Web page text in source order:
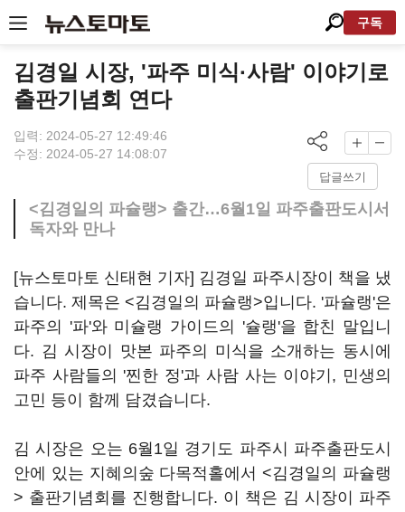
구독
김경일 시장, '파주 미식·사람' 이야기로
출판기념회 연다
입력: 2024-05-27 12:49:46
수정: 2024-05-27 14:08:07
답글쓰기
<김경일의 파슐랭> 출간…6월1일 파주출판도시서
독자와 만나
[뉴스토마토 신태현 기자] 김경일 파주시장이 책을 냈
습니다. 제목은 <김경일의 파슐랭>입니다. '파슐랭'은
파주의 '파'와 미슐랭 가이드의 '슐랭'을 합친 말입니
다. 김 시장이 맛본 파주의 미식을 소개하는 동시에
파주 사람들의 '찐한 정'과 사람 사는 이야기, 민생의
고민 등이 함께 담겼습니다.
김 시장은 오는 6월1일 경기도 파주시 파주출판도시
안에 있는 지혜의숲 다목적홀에서 <김경일의 파슐랭
> 출판기념회를 진행합니다. 이 책은 김 시장이 파주